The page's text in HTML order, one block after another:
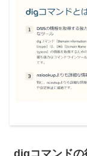
digコマンドの